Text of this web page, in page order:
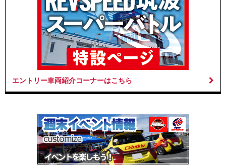
エントリー車両紹介コーナーはこちら